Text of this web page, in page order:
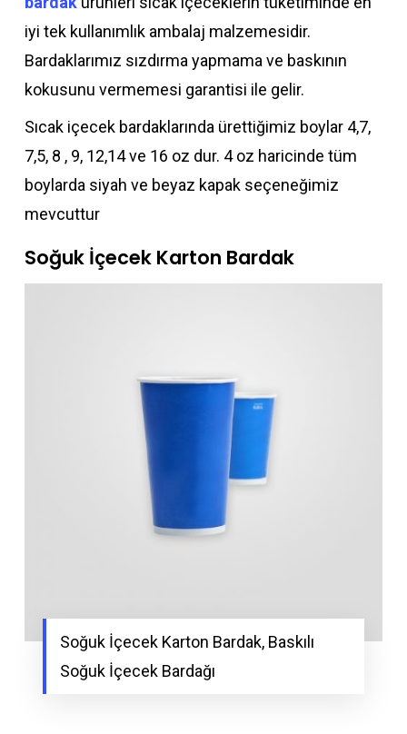
iyi tek kullanımlık ambalaj malzemesidir.
Bardaklarımız sızdırma yapmama ve baskının
kokusunu vermemesi garantisi ile gelir.
Sıcak içecek bardaklarında ürettiğimiz boylar 4,7,
7,5, 8 , 9, 12,14 ve 16 oz dur. 4 oz haricinde tüm
boylarda siyah ve beyaz kapak seçeneğimiz
mevcuttur
Soğuk İçecek Karton Bardak
Soğuk İçecek Karton Bardak, Baskılı
Soğuk İçecek Bardağı